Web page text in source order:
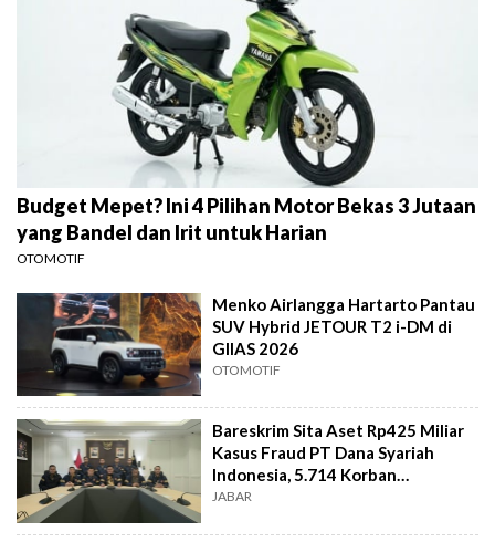
Budget Mepet? Ini 4 Pilihan Motor Bekas 3 Jutaan
yang Bandel dan Irit untuk Harian
OTOMOTIF
Menko Airlangga Hartarto Pantau
SUV Hybrid JETOUR T2 i-DM di
GIIAS 2026
OTOMOTIF
Bareskrim Sita Aset Rp425 Miliar
Kasus Fraud PT Dana Syariah
Indonesia, 5.714 Korban
Terverifikasai
JABAR